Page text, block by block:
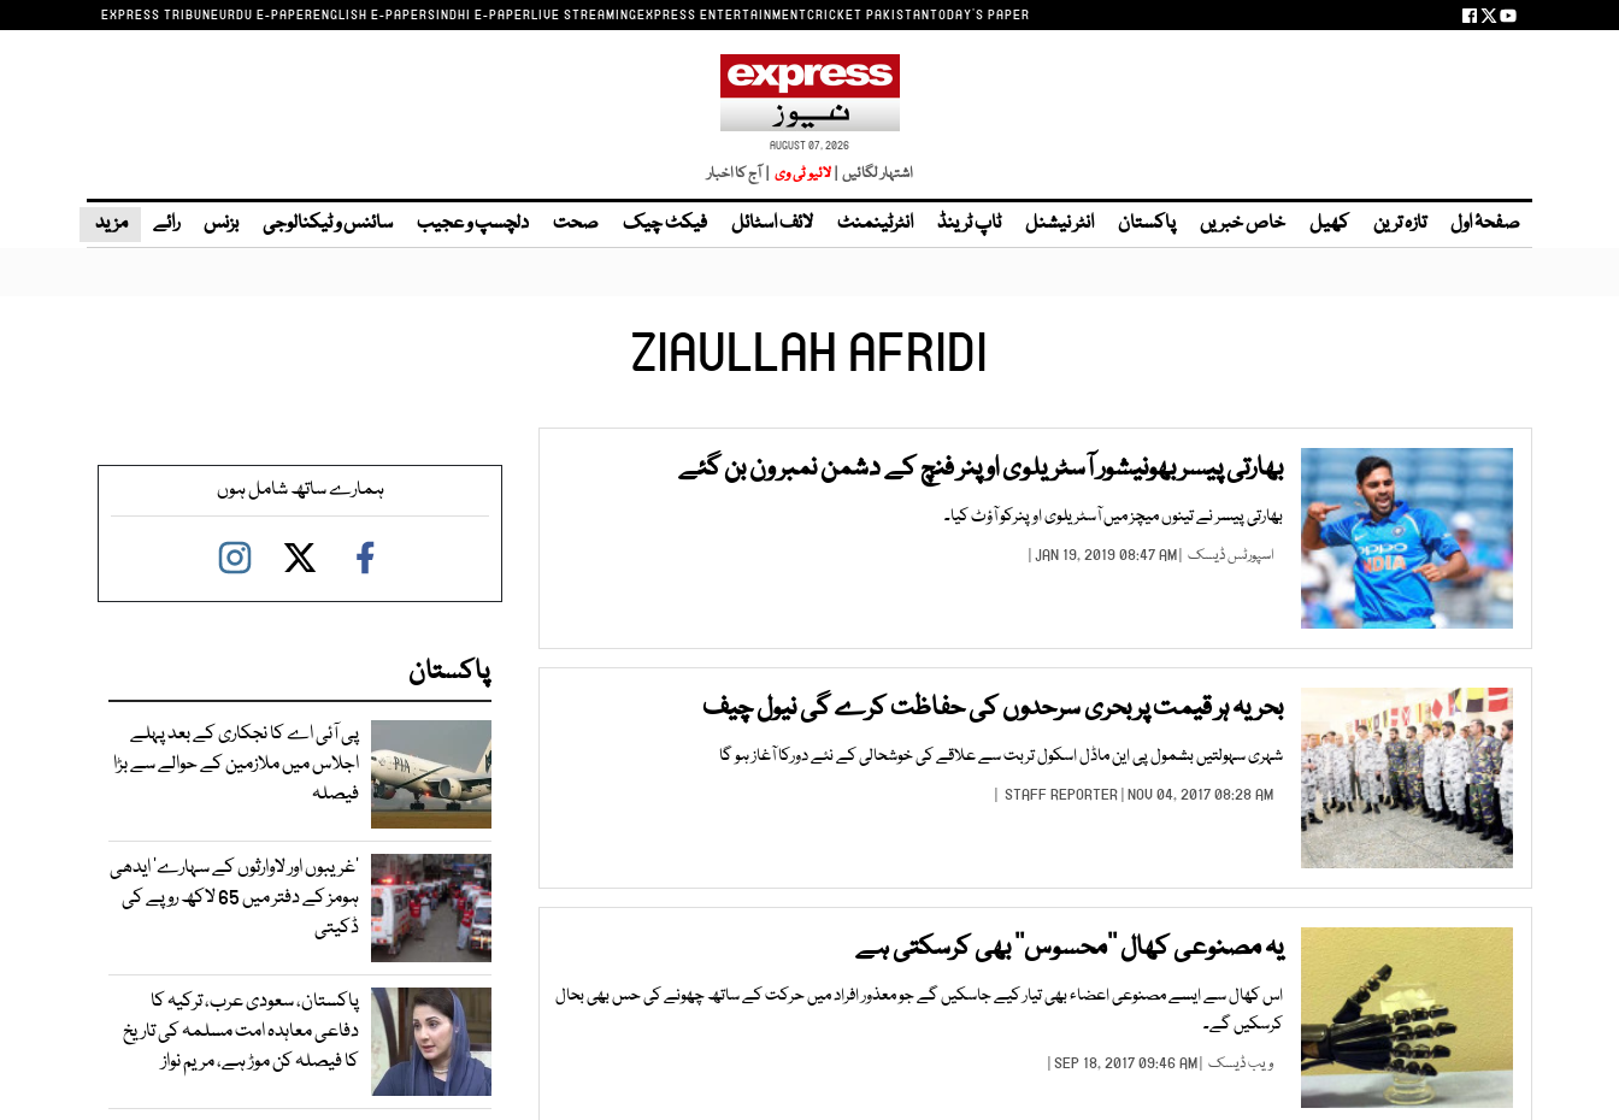
EXPRESS TRIBUNEURDU E-PAPERENGLISH E-PAPERSINDHI E-PAPERLIVE STREAMINGEXPRESS ENTERTAINMENTCRICKET PAKISTANTODAY'S PAPER
AUGUST 07, 2026
اشتہار لگائیں | | آج کا اخبار
صفحۂ اول تازہ ترین کھیل خاص خبریں پاکستان انٹر نیشنل ٹاپ ٹرینڈ انٹرٹینمنٹ لائف اسٹائل فیکٹ چیک صحت دلچسپ و عجیب سائنس و ٹیکنالوجی بزنس رائے مزید
ZIAULLAH AFRIDI
بھارتی پیسر بھونیشور آسٹریلوی اوپنر فنچ کے دشمن نمبر ون بن گئے
بھارتی پیسر نے تینوں میچز میں آسٹریلوی اوپنرکو آؤٹ کیا۔
اسپورٹس ڈیسک | JAN 19, 2019 08:47 AM |
بحریہ ہر قیمت پر بحری سرحدوں کی حفاظت کرے گی نیول چیف
شہری سہولتیں بشمول پی این ماڈل اسکول تربت سے علاقے کی خوشحالی کے نئے دورکا آغاز ہو گا
STAFF REPORTER| NOV 04, 2017 08:28 AM |
یہ مصنوعی کھال ’’محسوس‘‘ بھی کرسکتی ہے
اس کھال سے ایسے مصنوعی اعضاء بھی تیار کیے جاسکیں گے جو معذور افراد میں حرکت کے ساتھ چھونے کی حس بھی بحال
کرسکیں گے۔
ویب ڈیسک | SEP 18, 2017 09:46 AM |
ہمارے ساتھ شامل ہوں
پاکستان
پی آئی اے کا نجکاری کے بعد پہلے
اجلاس میں ملازمین کے حوالے سے بڑا
فیصلہ
’غریبوں اور لاوارثوں کے سہارے‘ ایدھی
ہومز کے دفتر میں 65 لاکھ روپے کی
ڈکیتی
پاکستان، سعودی عرب، ترکیہ کا
دفاعی معاہدہ امت مسلمہ کی تاریخ
کا فیصلہ کن موڑ ہے، مریم نواز